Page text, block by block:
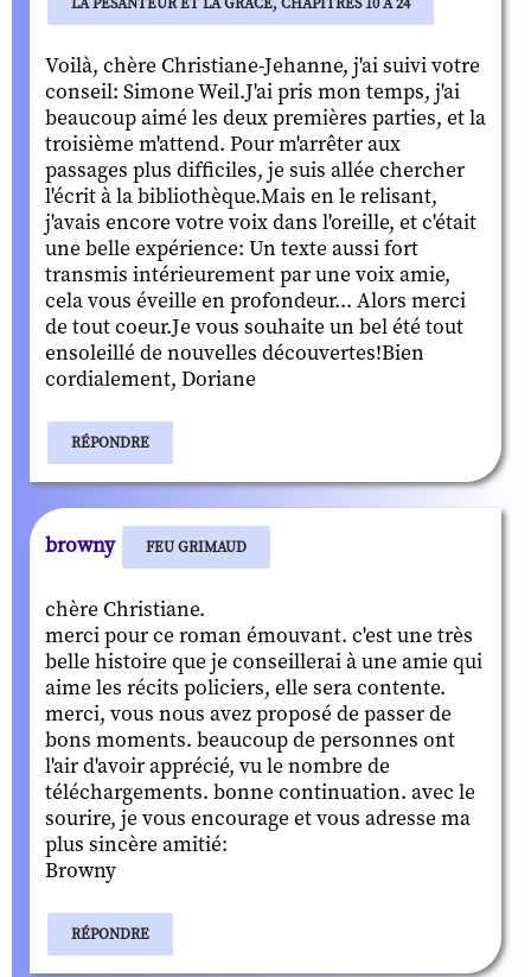
Voilà, chère Christiane-Jehanne, j'ai suivi votre
conseil: Simone Weil.J'ai pris mon temps, j'ai
beaucoup aimé les deux premières parties, et la
troisième m'attend. Pour m'arrêter aux
passages plus difficiles, je suis allée chercher
l'écrit à la bibliothèque.Mais en le relisant,
j'avais encore votre voix dans l'oreille, et c'était
une belle expérience: Un texte aussi fort
transmis intérieurement par une voix amie,
cela vous éveille en profondeur... Alors merci
de tout coeur.Je vous souhaite un bel été tout
ensoleillé de nouvelles découvertes!Bien
cordialement, Doriane
RÉPONDRE
browny FEU GRIMAUD
chère Christiane.
merci pour ce roman émouvant. c'est une très
belle histoire que je conseillerai à une amie qui
aime les récits policiers, elle sera contente.
merci, vous nous avez proposé de passer de
bons moments. beaucoup de personnes ont
l'air d'avoir apprécié, vu le nombre de
téléchargements. bonne continuation. avec le
sourire, je vous encourage et vous adresse ma
plus sincère amitié:
Browny
RÉPONDRE